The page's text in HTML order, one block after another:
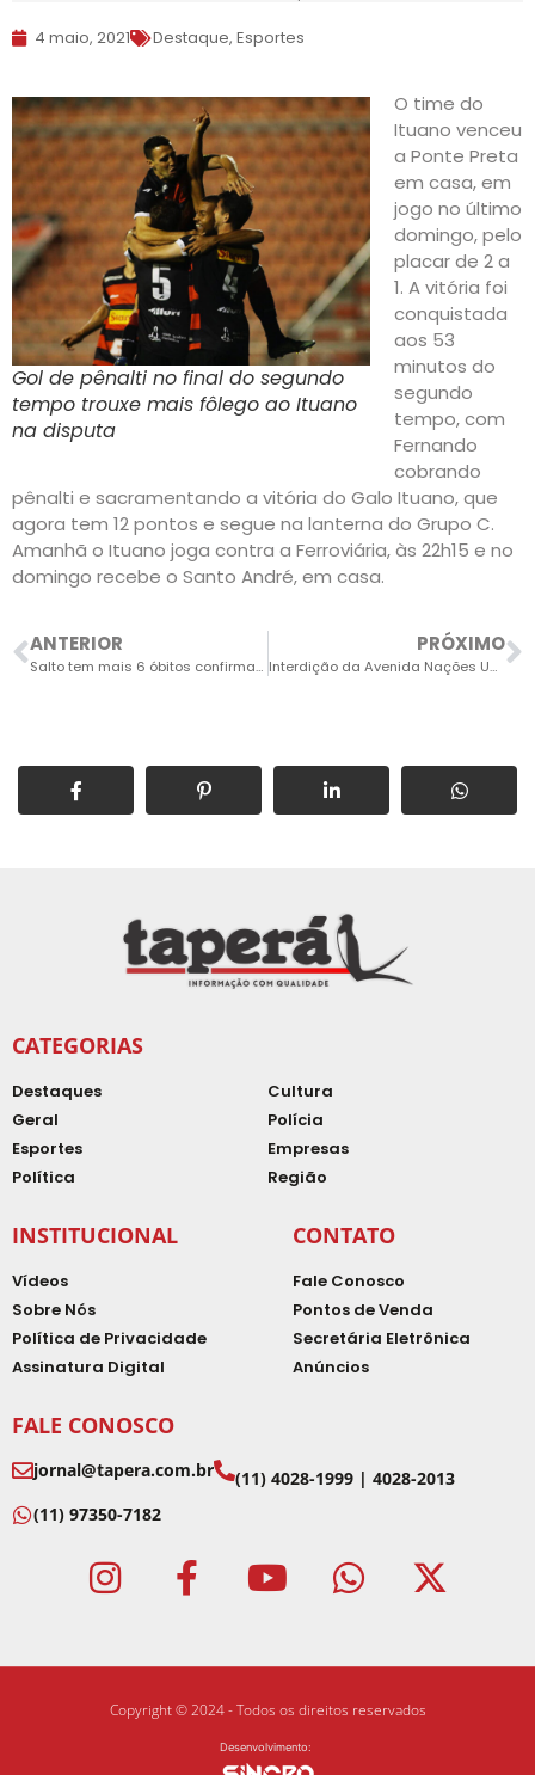
4 maio, 2021 Destaque, Esportes
Gol de pênalti no final do segundo
tempo trouxe mais fôlego ao Ituano
na disputa
O time do
Ituano venceu
a Ponte Preta
em casa, em
jogo no último
domingo, pelo
placar de 2 a
1. A vitória foi
conquistada
aos 53
minutos do
segundo
tempo, com
Fernando
cobrando
pênalti e sacramentando a vitória do Galo Ituano, que
agora tem 12 pontos e segue na lanterna do Grupo C.
Amanhã o Ituano joga contra a Ferroviária, às 22h15 e no
domingo recebe o Santo André, em casa.
ANTERIOR
Salto tem mais 6 óbitos confirmados de Covid-19
PRÓXIMO
Interdição da Avenida Nações Unidas não começou
CATEGORIAS
Destaques
Geral
Esportes
Política
Cultura
Polícia
Empresas
Região
INSTITUCIONAL
Vídeos
Sobre Nós
Política de Privacidade
Assinatura Digital
CONTATO
Fale Conosco
Pontos de Venda
Secretária Eletrônica
Anúncios
FALE CONOSCO
jornal@tapera.com.br
(11) 4028-1999 | 4028-2013
(11) 97350-7182
Copyright © 2024 - Todos os direitos reservados
Desenvolvimento: